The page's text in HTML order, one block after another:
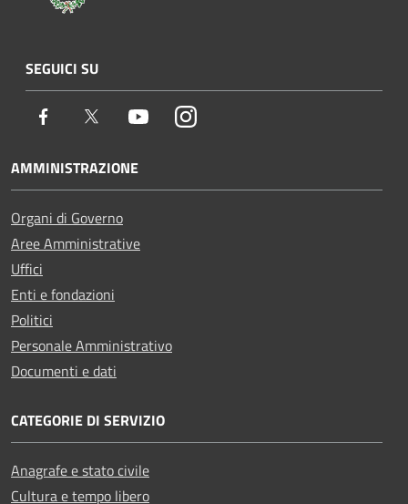
SEGUICI SU
Facebook Twitter YoutubeInstagram
AMMINISTRAZIONE
Organi di Governo
Aree Amministrative
Uffici
Enti e fondazioni
Politici
Personale Amministrativo
Documenti e dati
CATEGORIE DI SERVIZIO
Anagrafe e stato civile
Cultura e tempo libero